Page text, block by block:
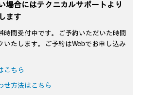
場合にはテクニカルサポートより
ます
時間受付中です。ご予約いただいた時間
いたします。ご予約はWebでお申し込み
こちら
せ方法はこちら